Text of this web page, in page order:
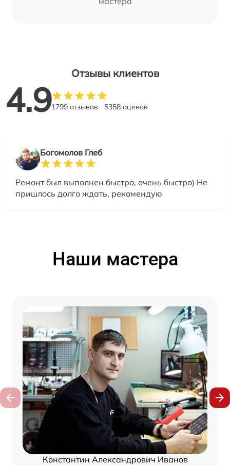
Отзывы клиентов
4.91799 отзывов 5358 оценок
Богомолов Глеб
Ремонт был выполнен быстро, очень быстро) Не
пришлось долго ждать, рекомендую
Наши мастера
Константин Александрович Иванов